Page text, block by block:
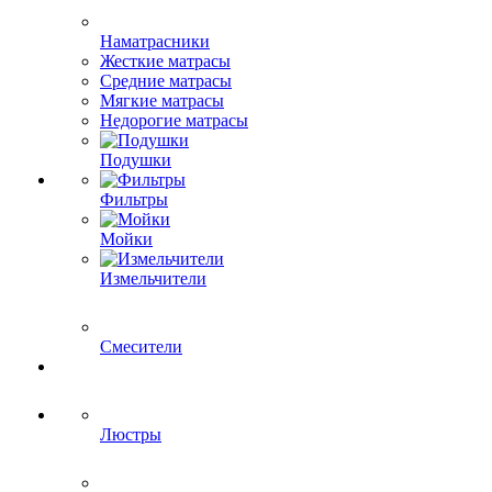
Наматрасники
Жесткие матрасы
Средние матрасы
Мягкие матрасы
Недорогие матрасы
Подушки
Фильтры
Мойки
Измельчители
Смесители
Люстры